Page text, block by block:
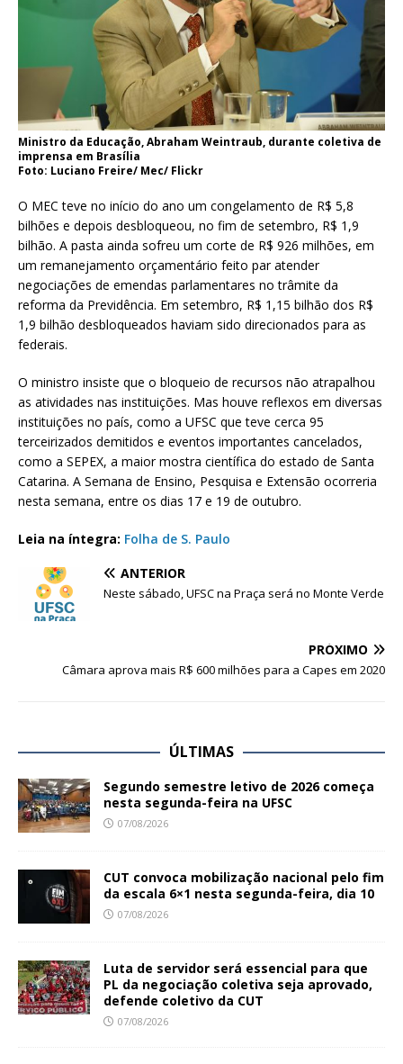
Ministro da Educação, Abraham Weintraub, durante coletiva de
imprensa em Brasília
Foto: Luciano Freire/ Mec/ Flickr
O MEC teve no início do ano um congelamento de R$ 5,8
bilhões e depois desbloqueou, no fim de setembro, R$ 1,9
bilhão. A pasta ainda sofreu um corte de R$ 926 milhões, em
um remanejamento orçamentário feito par atender
negociações de emendas parlamentares no trâmite da
reforma da Previdência. Em setembro, R$ 1,15 bilhão dos R$
1,9 bilhão desbloqueados haviam sido direcionados para as
federais.
O ministro insiste que o bloqueio de recursos não atrapalhou
as atividades nas instituições. Mas houve reflexos em diversas
instituições no país, como a UFSC que teve cerca 95
terceirizados demitidos e eventos importantes cancelados,
como a SEPEX, a maior mostra científica do estado de Santa
Catarina. A Semana de Ensino, Pesquisa e Extensão ocorreria
nesta semana, entre os dias 17 e 19 de outubro.
Leia na íntegra: Folha de S. Paulo
ANTERIOR
Neste sábado, UFSC na Praça será no Monte Verde
PRÓXIMO
Câmara aprova mais R$ 600 milhões para a Capes em 2020
ÚLTIMAS
Segundo semestre letivo de 2026 começa
nesta segunda-feira na UFSC
07/08/2026
CUT convoca mobilização nacional pelo fim
da escala 6×1 nesta segunda-feira, dia 10
07/08/2026
Luta de servidor será essencial para que
PL da negociação coletiva seja aprovado,
defende coletivo da CUT
07/08/2026